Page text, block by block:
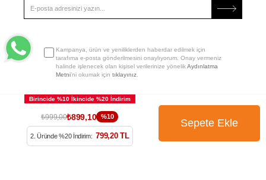
₺999,00₺899,10 %10
2. Üründe %20 İndirim: 799,20 TL
Kampanya, ürün ve yeniliklerden haberdar edilmek için
tarafıma e-posta gönderilmesini onaylıyorum. Onay vermeniz
halinde işlenecek olan kişisel verilerinize yönelikAydınlatma
Metni’ni okumak için tıklayınız